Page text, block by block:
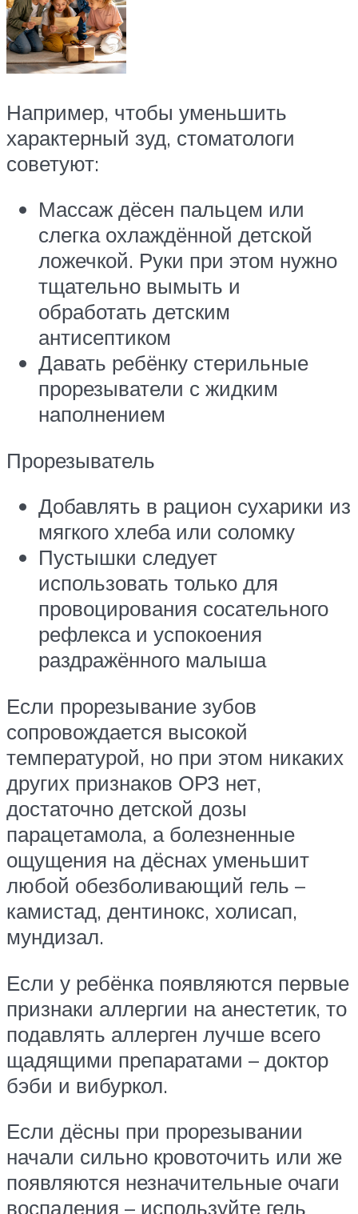
Например, чтобы уменьшить
характерный зуд, стоматологи
советуют:
Массаж дёсен пальцем или
слегка охлаждённой детской
ложечкой. Руки при этом нужно
тщательно вымыть и
обработать детским
антисептиком
Давать ребёнку стерильные
прорезыватели с жидким
наполнением
Прорезыватель
Добавлять в рацион сухарики из
мягкого хлеба или соломку
Пустышки следует
использовать только для
провоцирования сосательного
рефлекса и успокоения
раздражённого малыша
Если прорезывание зубов
сопровождается высокой
температурой, но при этом никаких
других признаков ОРЗ нет,
достаточно детской дозы
парацетамола, а болезненные
ощущения на дёснах уменьшит
любой обезболивающий гель –
камистад, дентинокс, холисап,
мундизал.
Если у ребёнка появляются первые
признаки аллергии на анестетик, то
подавлять аллерген лучше всего
щадящими препаратами – доктор
бэби и вибуркол.
Если дёсны при прорезывании
начали сильно кровоточить или же
появляются незначительные очаги
воспаления – используйте гель